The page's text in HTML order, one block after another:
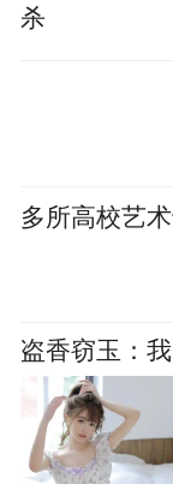
杀
多所高校艺
盗香窃玉：